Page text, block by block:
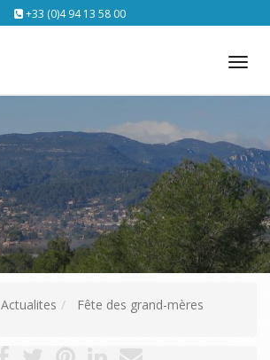
+33 (0)4 94 13 58 00
Actualites Fête des grand-mères